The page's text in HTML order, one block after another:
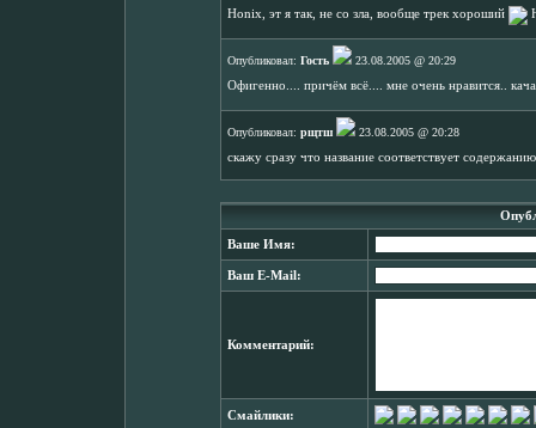
Honix, эт я так, не со зла, вообще трек хороший
Опубликовал: Гость
23.08.2005 @ 20:29
Офигенно.... причём всё.... мне очень нравится..
Опубликовал: рщтш
23.08.2005 @ 20:28
скажу сразу что название соответствует
Ваше Имя:
Ваш E-Mail:
Комментарий:
Смайлики: